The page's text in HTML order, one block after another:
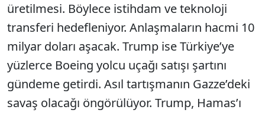
üretilmesi. Böylece istihdam ve teknoloji
transferi hedefleniyor. Anlaşmaların hacmi 10
milyar doları aşacak. Trump ise Türkiye’ye
yüzlerce Boeing yolcu uçağı satışı şartını
gündeme getirdi. Asıl tartışmanın Gazze’deki
savaş olacağı öngörülüyor. Trump, Hamas’ı